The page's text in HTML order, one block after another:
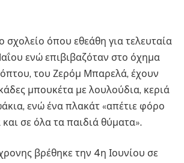
όπου εθεάθη για τελευταία
ενώ επιβιβαζόταν στο όχημα
του Ζερόμ Μπαρελά, έχουν
μπουκέτα με λουλούδια, κεριά
ενώ ένα πλακάτ «απέτιε φόρο
και σε όλα τα παιδιά θύματα».
βρέθηκε την 4η Ιουνίου σε